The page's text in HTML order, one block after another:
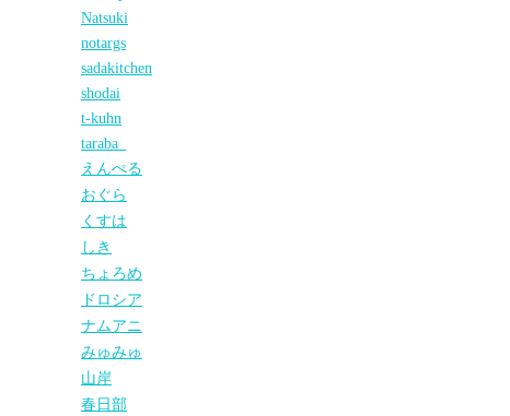
Natsuki
notargs
sadakitchen
shodai
t-kuhn
taraba_
えんぺる
おぐら
くすは
しき
ちょろめ
ドロシア
ナムアニ
みゅみゅ
山岸
春日部